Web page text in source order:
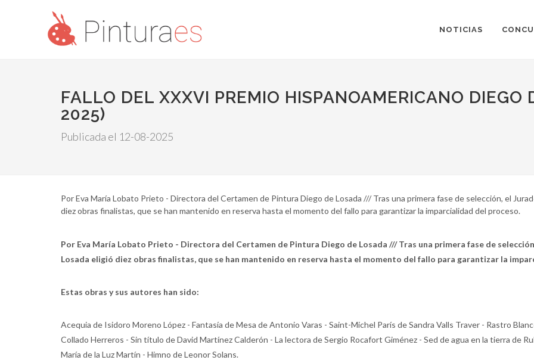
NOTICIAS
FALLO DEL XXXVI PREMIO HISPANOAMERICANO DIEGO
2025)
Publicada el 12-08-2025
Por Eva María Lobato Prieto - Directora del Certamen de Pintura Diego de Losada /// Tras una primera fase de selección, el
diez obras finalistas, que se han mantenido en reserva hasta el momento del fallo para garantizar la imparcialidad del proceso.
Por Eva María Lobato Prieto - Directora del Certamen de Pintura Diego de Losada /// Tras una primera fase de
Losada eligió diez obras finalistas, que se han mantenido en reserva hasta el momento del fallo para garantizar la
Estas obras y sus autores han sido:
Acequia de Isidoro Moreno López - Fantasía de Mesa de Antonio Varas - Saint-Michel París de Sandra Valls Traver - Rastro
Collado Herreros - Sin título de David Martínez Calderón - La lectora de Sergio Rocafort Giménez - Sed de agua en la tierra de
María de la Luz Martín - Himno de Leonor Solans.